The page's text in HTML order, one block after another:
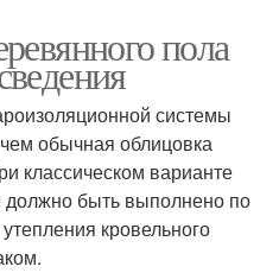
пола
системы
обычная облицовка
классическом варианте
быть выполнено по
кровельного